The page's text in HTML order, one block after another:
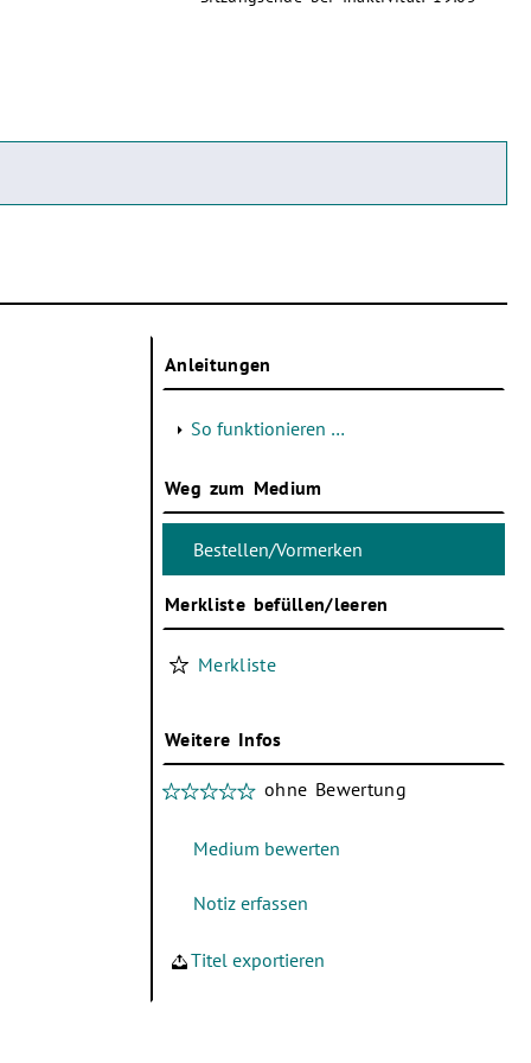
Anleitungen
So funktionieren …
Weg zum Medium
Merkliste befüllen/leeren
Merkliste
Weitere Infos
ohne Bewertung
Titel exportieren